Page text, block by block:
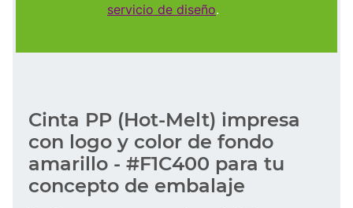
servicio de diseño.
Cinta PP (Hot-Melt) impresa
con logo y color de fondo
amarillo - #F1C400 para tu
concepto de embalaje